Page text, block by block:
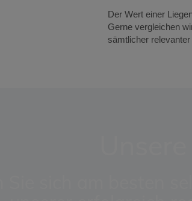
Der Wert einer
Gerne vergleichen
sämtlicher